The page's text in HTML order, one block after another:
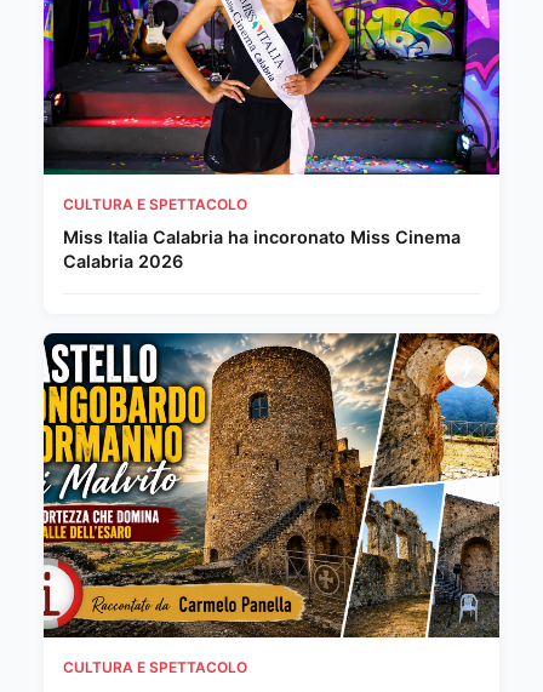
CULTURA E SPETTACOLO
Miss Italia Calabria ha incoronato Miss Cinema
Calabria 2026
CULTURA E SPETTACOLO